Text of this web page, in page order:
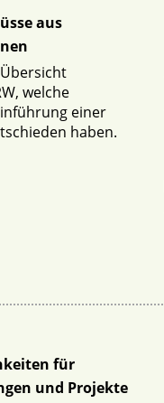
aus
welche
einer
haben.
für
und Projekte